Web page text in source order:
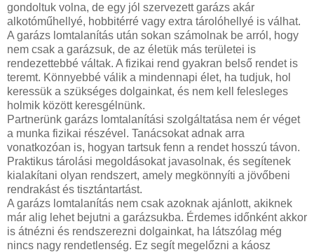
gondoltuk volna, de egy jól szervezett garázs akár
alkotóműhellyé, hobbitérré vagy extra tárolóhellyé is válhat.
A garázs lomtalanítás után sokan számolnak be arról, hogy
nem csak a garázsuk, de az életük más területei is
rendezettebbé váltak. A fizikai rend gyakran belső rendet is
teremt. Könnyebbé válik a mindennapi élet, ha tudjuk, hol
keressük a szükséges dolgainkat, és nem kell felesleges
holmik között keresgélnünk.
Partnerünk garázs lomtalanítási szolgáltatása nem ér véget
a munka fizikai részével. Tanácsokat adnak arra
vonatkozóan is, hogyan tartsuk fenn a rendet hosszú távon.
Praktikus tárolási megoldásokat javasolnak, és segítenek
kialakítani olyan rendszert, amely megkönnyíti a jövőbeni
rendrakást és tisztántartást.
A garázs lomtalanítás nem csak azoknak ajánlott, akiknek
már alig lehet bejutni a garázsukba. Érdemes időnként akkor
is átnézni és rendszerezni dolgainkat, ha látszólag még
nincs nagy rendetlenség. Ez segít megelőzni a káosz